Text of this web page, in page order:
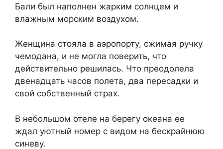
Бали был наполнен жарким солнцем и
влажным морским воздухом.
Женщина стояла в аэропорту, сжимая ручку
чемодана, и не могла поверить, что
действительно решилась. Что преодолела
двенадцать часов полета, два пересадки и
свой собственный страх.
В небольшом отеле на берегу океана ее
ждал уютный номер с видом на бескрайнюю
синеву.